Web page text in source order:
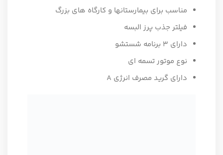
مناسب برای بیمارستانها و کارگاه های بزرگ
فیلتر جذب پرز البسه
دارای 3 برنامه شستشو
نوع موتور تسمه ای
دارای گرید مصرف انرژی A